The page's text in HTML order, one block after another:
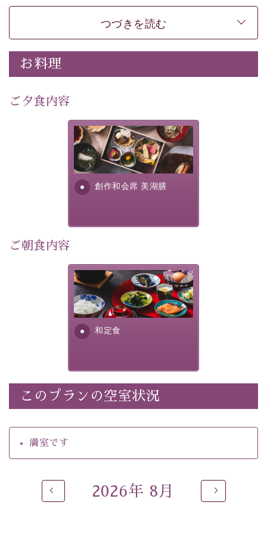
女性同士の癒しの旅を愉しみたいならこちら。
-----------【安心への取り組み】----------
個室料亭、貸切風呂のご利用が可能な上、 安心安全にご
滞在いただけるよう
30項目以上からなる独自の衛生・消毒プログラムの基、
---------------------------------------------
■内容&特典■
40分無料
1人1,000円分の館内利用券（お飲み物やお土産などに
「千人風呂」で有名な 片倉館のご入浴券
クレンジング、化粧水、乳液
・諏訪大社4社を巡る無料参拝バス（事前予約制）
・館内着をご用意
・環境に配慮したアメニティをご用意
・館内フリーWi-Fi
・チェックイン15時、チェックアウト10時
いう昔の暦による料理表現）
・朝食はこだわりの味噌汁をはじめとした和定食
【温泉】
自家源泉「美翠源泉」は酸化の進みが遅く新鮮で若返り
るご入浴をお愉しみください。
■お座敷風呂（大浴場）
つづきを読む
お料理
ご夕食内容
創作和会席 美湖膳
美湖膳とは諏訪の地で特別を
提供する為に料理長・神原 裕
明が考え出した創作和会席で
す。美しい諏訪湖の幸...
ご朝食内容
和定食
さっぱりとした和食膳に使わ
れる食材は、諏訪の名産品を
ふんだんに取り入れ、安心・
安全を心掛けた長野県産...
このプランの空室状況
満室です
2026年 8月